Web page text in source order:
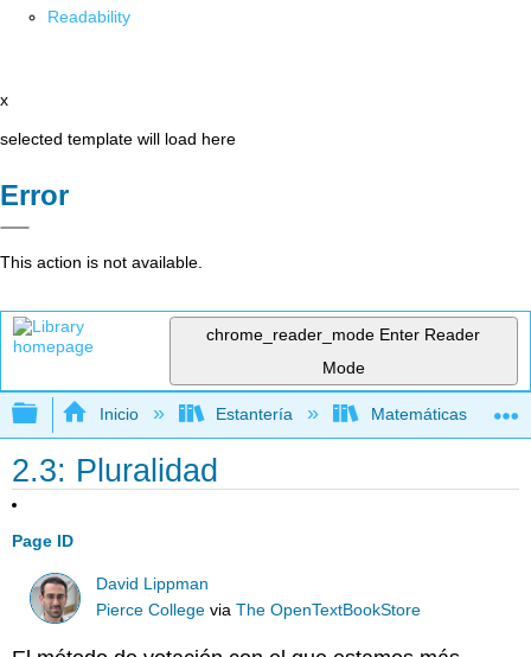
Readability
x
selected template will load here
Error
This action is not available.
chrome_reader_mode Enter Reader
Mode
Expandir/contraer jerarquía global
Inicio Estantería Matemáticas
2.3: Pluralidad
Page ID
David Lippman
Pierce College viaThe OpenTextBookStore